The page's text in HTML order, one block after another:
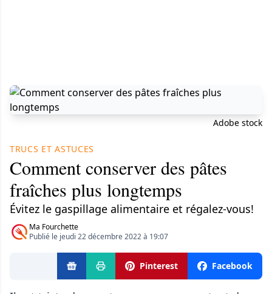
Adobe stock
TRUCS ET ASTUCES
Comment conserver des pâtes
fraîches plus longtemps
Évitez le gaspillage alimentaire et régalez-vous!
Ma Fourchette
Publié le jeudi 22 décembre 2022 à 19:07
Pinterest Facebook